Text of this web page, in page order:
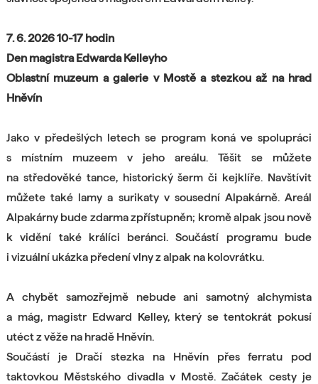
7. 6. 2026 10-17 hodin
Den magistra Edwarda Kelleyho
Oblastní muzeum a galerie v Mostě a stezkou až na hrad
Hněvín
Jako v předešlých letech se program koná ve spolupráci
s místním muzeem v jeho areálu. Těšit se můžete
na středověké tance, historický šerm či kejklíře. Navštívit
můžete také lamy a surikaty v sousední Alpakárně. Areál
Alpakárny bude zdarma zpřístupněn; kromě alpak jsou nově
k vidění také králíci beránci. Součástí programu bude
i vizuální ukázka předení vlny z alpak na kolovrátku.
A chybět samozřejmě nebude ani samotný alchymista
a mág, magistr Edward Kelley, který se tentokrát pokusí
utéct z věže na hradě Hněvín.
Součástí je Dračí stezka na Hněvín přes ferratu pod
taktovkou Městského divadla v Mostě. Začátek cesty je